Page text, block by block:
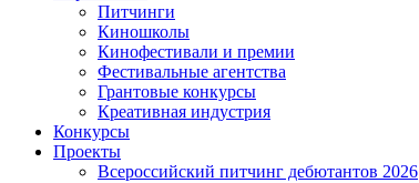
Питчинги
Киношколы
Кинофестивали и премии
Фестивальные агентства
Грантовые конкурсы
Креативная индустрия
Конкурсы
Проекты
Всероссийский питчинг дебютантов 2026